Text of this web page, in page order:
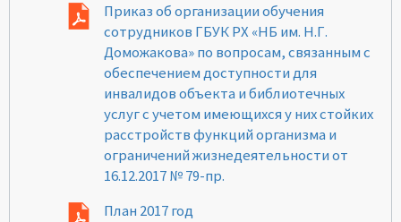
Приказ об организации обучения
сотрудников ГБУК РХ «НБ им. Н.Г.
Доможакова» по вопросам, связанным с
обеспечением доступности для
инвалидов объекта и библиотечных
услуг с учетом имеющихся у них стойких
расстройств функций организма и
ограничений жизнедеятельности от
16.12.2017 № 79-пр.
План 2017 год